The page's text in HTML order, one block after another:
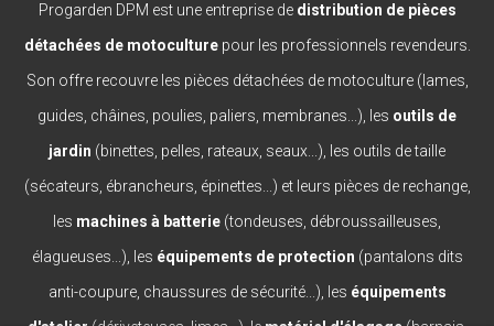
Progarden DPM est une entreprise de distribution de pièces
détachées de motoculturepour les professionnels revendeurs.
Son offre recouvre les pièces détachées de motoculture (lames,
guides, châines, poulies, paliers, membranes...), les outils de
jardin (binettes, pelles, rateaux, seaux...), les outils de taille
(sécateurs, ébrancheurs, épinettes...) et leurs pièces de rechange,
les machines à batterie (tondeuses, débroussailleuses,
élagueuses...), les équipements de protection (pantalons dits
anti-coupure, chaussures de sécurité...), les équipements